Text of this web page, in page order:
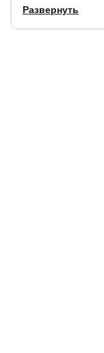
простеганный
Развернуть